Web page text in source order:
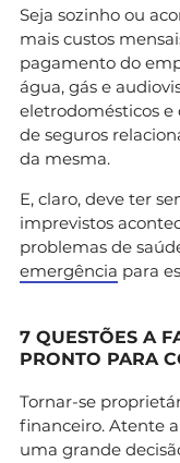
Seja sozinho ou
mais custos
pagamento do
água, gás e
eletrodomésticos e
de seguros
da mesma.
E, claro, deve ter
imprevistos
problemas de
emergência para
7 QUESTÕES A
PRONTO PARA
Tornar-se
financeiro. Atente
uma grande